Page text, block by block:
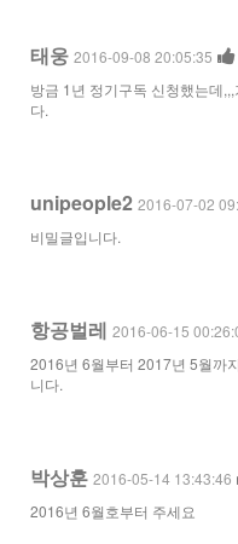
태웅 2016-09-08 20:05:35
방금 1년 정기구독 신청했는데
다.
unipeople2 2016-07-02
비밀글입니다.
항공벌레 2016-06-15
2016년 6월부터 2017년 5월까
니다.
박상훈 2016-05-14 13:43:46
2016년 6월호부터 주세요